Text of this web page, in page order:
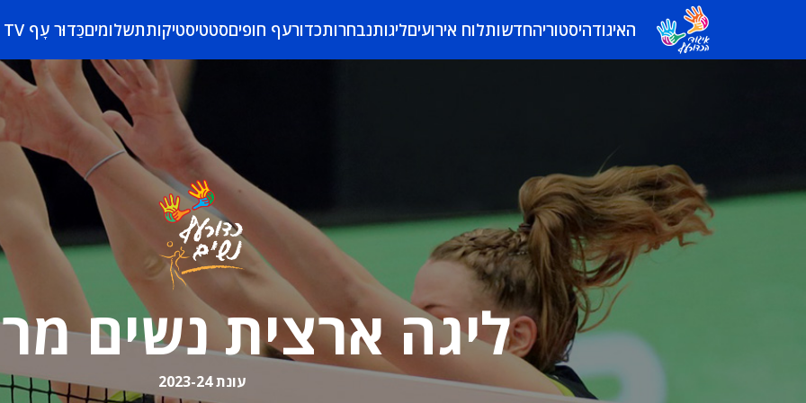
האיגודהיסטוריהחדשותלוח אירועיםליגותנבחרותכדורעף חופיםסטטיסטיקותתשלומיםכַּדוּר עָף TV
ליגה ארצית נשים
עונת 2023-24